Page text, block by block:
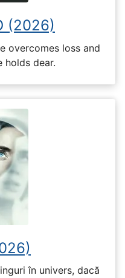
(2026)
overcomes loss and
holds dear.
în univers, dacă